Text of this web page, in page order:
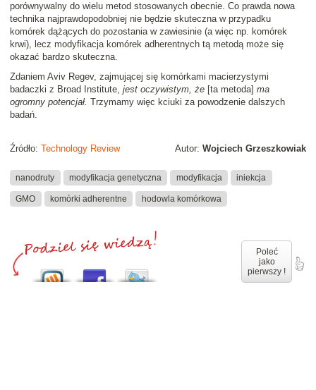
porównywalny do wielu metod stosowanych obecnie. Co prawda nowa
technika najprawdopodobniej nie będzie skuteczna w przypadku
komórek dążących do pozostania w zawiesinie (a więc np. komórek
krwi), lecz modyfikacja komórek adherentnych tą metodą może się
okazać bardzo skuteczna.
Zdaniem Aviv Regev, zajmującej się komórkami macierzystymi
badaczki z Broad Institute, jest oczywistym, że [ta metoda] ma
ogromny potencjał. Trzymamy więc kciuki za powodzenie dalszych
badań.
Autor: Wojciech Grzeszkowiak
Źródło: Technology Review
nanodruty modyfikacja genetyczna modyfikacja iniekcja
GMO komórki adherentne hodowla komórkowa
Poleć
jako
pierwszy !